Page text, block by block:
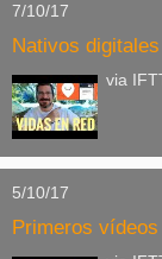
7/10/17
Nativos digitales
via
5/10/17
Primeros